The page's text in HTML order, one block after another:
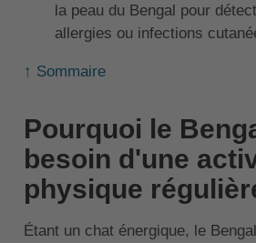
la peau du Bengal pour
allergies ou infections
↑ Sommaire
Pourquoi le
besoin d'une
physique
Étant un chat énergique, le